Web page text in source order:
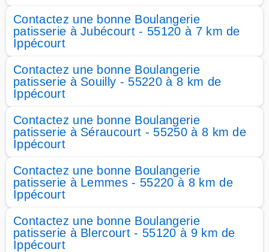
Contactez une bonne Boulangerie
patisserie à Jubécourt - 55120 à 7 km de
Ippécourt
Contactez une bonne Boulangerie
patisserie à Souilly - 55220 à 8 km de
Ippécourt
Contactez une bonne Boulangerie
patisserie à Séraucourt - 55250 à 8 km de
Ippécourt
Contactez une bonne Boulangerie
patisserie à Lemmes - 55220 à 8 km de
Ippécourt
Contactez une bonne Boulangerie
patisserie à Blercourt - 55120 à 9 km de
Ippécourt